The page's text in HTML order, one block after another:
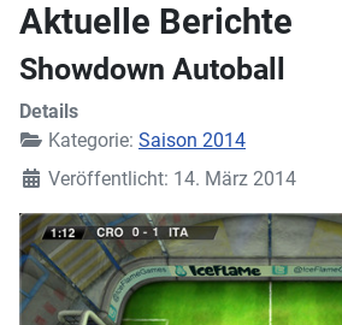
Aktuelle Berichte
Showdown Autoball
Details
Kategorie: Saison 2014
Veröffentlicht: 14. März 2014